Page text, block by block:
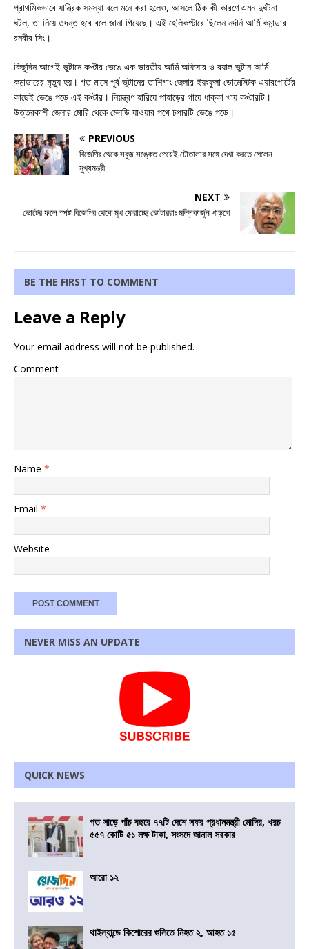
প্রাথমিকভাবে যান্ত্রিক সমস্যা বলে মনে করা হলেও, আসলে ঠিক কী কারণে এমন দুর্ঘটনা
ঘটল, তা নিয়ে তদন্ত হবে বলে জানা গিয়েছে। এই হেলিকপ্টারে ছিলেন নর্দার্ন আর্মি কমান্ডার
রনবীর সিং।
কিছুদিন আগেই ভুটানে কপ্টার ভেঙে এক ভারতীয় আর্মি অফিসার ও রয়াল ভুটান আর্মি
কমান্ডারের মৃত্যু হয়। গত মাসে পূর্ব ভুটানের তাশিগাং জেলার ইয়ংফুলা ডোমেস্টিক এয়ারপোর্টের
কাছেই ভেঙে পড়ে এই কপ্টার। নিয়ন্ত্রণ হারিয়ে পাহাড়ের গায়ে ধাক্কা খায় কপ্টারটি।
উত্তরকাশী জেলার মোরি থেকে মেলডি যাওয়ার পথে চপারটি ভেঙে পড়ে।
PREVIOUS
বিজেপির থেকে সবুজ সঙ্কেত পেয়েই চৌতালার সঙ্গে দেখা করতে গেলেন
মুখ্যমন্ত্রী
NEXT
ভোটের ফলে স্পষ্ট বিজেপির থেকে মুখ ফেরাচ্ছে ভোটাররাঃ মল্লিকার্জুন খাড়গে
BE THE FIRST TO COMMENT
Leave a Reply
Your email address will not be published.
Comment
Name *
Email *
Website
NEVER MISS AN UPDATE
QUICK NEWS
গত সাড়ে পাঁচ বছরে ৭৭টি দেশে সফর প্রধানমন্ত্রী মোদির, খরচ
৫৫৭ কোটি ৫১ লক্ষ টাকা, সংসদে জানাল সরকার
আরো ১২
থাইল্যান্ডে কিশোরের গুলিতে নিহত ২, আহত ১৫